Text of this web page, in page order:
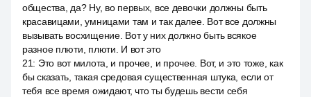
общества, да? Ну, во первых, все девочки должны быть
красавицами, умницами там и так далее. Вот все должны
вызывать восхищение. Вот у них должно быть всякое
разное плюти, плюти. И вот это
21: Это вот милота, и прочее, и прочее. Вот, и это тоже, как
бы сказать, такая средовая существенная штука, если от
тебя все время ожидают, что ты будешь вести себя